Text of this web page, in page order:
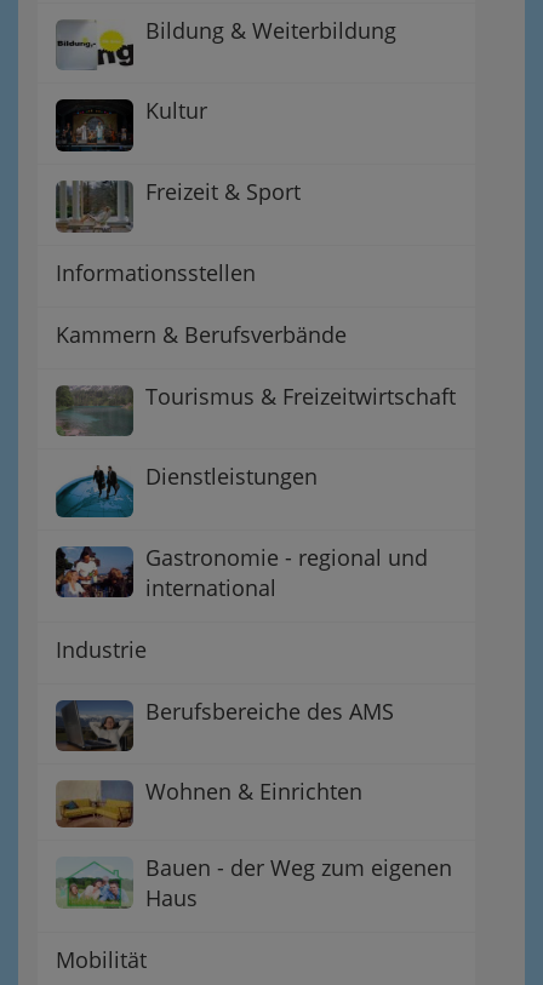
Bildung & Weiterbildung
Kultur
Freizeit & Sport
Informationsstellen
Kammern & Berufsverbände
Tourismus & Freizeitwirtschaft
Dienstleistungen
Gastronomie - regional und
international
Industrie
Berufsbereiche des AMS
Wohnen & Einrichten
Bauen - der Weg zum eigenen
Haus
Mobilität